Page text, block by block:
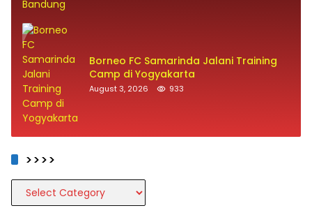
Borneo FC Samarinda Jalani Training
Camp di Yogyakarta
August 3, 2026 933
>>>>
>>>>